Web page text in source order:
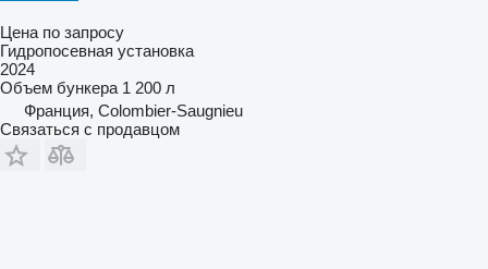
Цена по запросу
Гидропосевная установка
2024
Объем бункера 1 200 л
Франция, Colombier-Saugnieu
Связаться с продавцом